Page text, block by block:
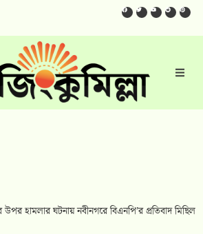
উপর হামলার ঘটনায় নবীনগরে বিএনপি’র প্রতিবাদ মিছিল